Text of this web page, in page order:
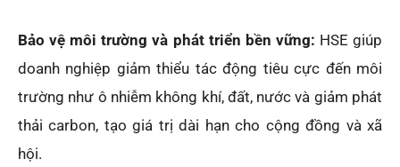
Bảo vệ môi trường và phát triển bền vững: HSE giúp
doanh nghiệp giảm thiểu tác động tiêu cực đến môi
trường như ô nhiễm không khí, đất, nước và giảm phát
thải carbon, tạo giá trị dài hạn cho cộng đồng và xã
hội.